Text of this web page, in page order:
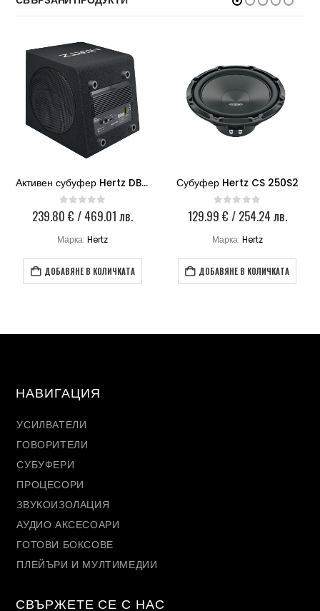
Активен субуфер Hertz DBA 200.3
0out of 5
239.80€ / 469.01 лв.
Марка:Hertz
ДОБАВЯНЕ В КОЛИЧКАТА
Субуфер Hertz CS 250S2
0 out of 5
129.99 € / 254.24 лв.
Марка: Hertz
ДОБАВЯНЕ В КОЛИЧКАТА
НАВИГАЦИЯ
УСИЛВАТЕЛИ
ГОВОРИТЕЛИ
СУБУФЕРИ
ПРОЦЕСОРИ
ЗВУКОИЗОЛАЦИЯ
АУДИО АКСЕСОАРИ
ГОТОВИ БОКСОВЕ
ПЛЕЙЪРИ И МУЛТИМЕДИИ
СВЪРЖЕТЕ СЕ С НАС